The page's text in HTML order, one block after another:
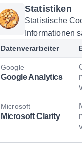
Statistiken
Statistische
Informationen
Datenverarbeiter
Google
Google Analytics
Microsoft
Microsoft Clarity